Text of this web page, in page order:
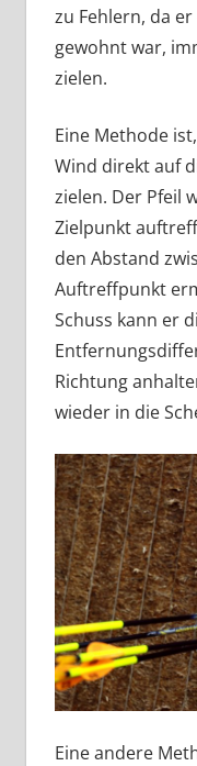
zu Fehlern, da
gewohnt war,
zielen.
Eine Methode
Wind direkt auf
zielen. Der Pfeil
Zielpunkt
den Abstand
Auftreffpunkt
Schuss kann er
Richtung
wieder in die
Eine andere